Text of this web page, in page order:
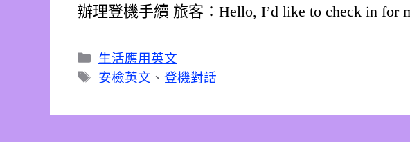
辦理登機手續 旅客：Hello, I’d like to check in for
分
類
生活應用英文
標
安檢英文 、 登機對話